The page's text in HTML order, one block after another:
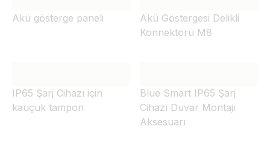
Akü gösterge paneli
Akü Göstergesi Delikli
Konnektörü M8
IP65 Şarj Cihazı için
kauçuk tampon
Blue Smart IP65 Şarj
Cihazı Duvar Montajı
Aksesuarı